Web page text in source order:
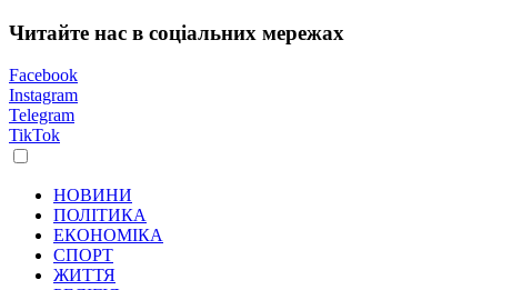
Читайте нас в соціальних мережах
Facebook
Instagram
Telegram
TikTok
НОВИНИ
ПОЛІТИКА
ЕКОНОМІКА
СПОРТ
ЖИТТЯ